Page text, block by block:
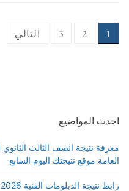
Posts
1
2
3 التالي
احدث المواضيع
العامة موقع نتيجتك اليوم السابع